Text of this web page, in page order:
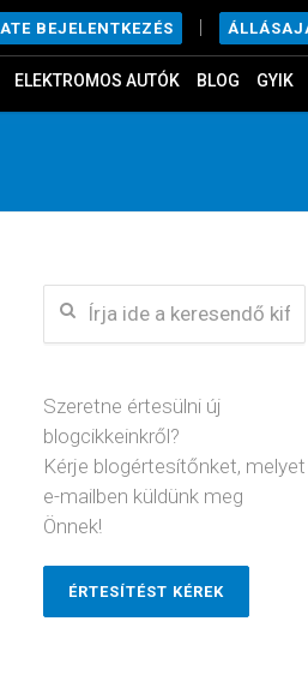
BEJELENTKEZÉS |
ELEKTROMOS AUTÓK BLOG GYIK
Szeretne értesülni új
blogcikkeinkről?
Kérje blogértesítőnket, melyet
e-mailben küldünk meg
Önnek!
ÉRTESÍTÉST KÉREK